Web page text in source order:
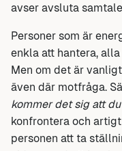
avser avsluta
Personer som är
enkla att hantera,
Men om det är
även där motfråga.
kommer det sig att
konfrontera och
personen att ta